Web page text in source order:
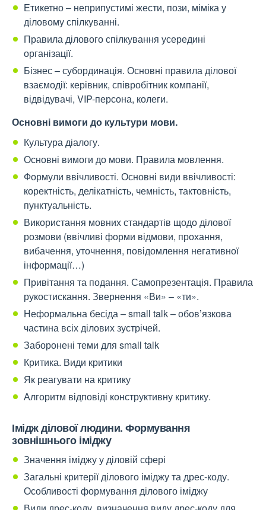
Етикетно – неприпустимі жести, пози, міміка у
діловому спілкуванні.
Правила ділового спілкування усередині
організації.
Бізнес – субординація. Основні правила ділової
взаємодії: керівник, співробітник компанії,
відвідувачі, VIP-персона, колеги.
Основні вимоги до культури мови.
Культура діалогу.
Основні вимоги до мови. Правила мовлення.
Формули ввічливості. Основні види ввічливості:
коректність, делікатність, чемність, тактовність,
пунктуальність.
Використання мовних стандартів щодо ділової
розмови (ввічливі форми відмови, прохання,
вибачення, уточнення, повідомлення негативної
інформації…)
Привітання та подання. Самопрезентація. Правила
рукостискання. Звернення «Ви» – «ти».
Неформальна бесіда – small talk – обов’язкова
частина всіх ділових зустрічей.
Заборонені теми для small talk
Критика. Види критики
Як реагувати на критику
Алгоритм відповіді конструктивну критику.
Імідж ділової людини. Формування
зовнішнього іміджу
Значення іміджу у діловій сфері
Загальні критерії ділового іміджу та дрес-коду.
Особливості формування ділового іміджу